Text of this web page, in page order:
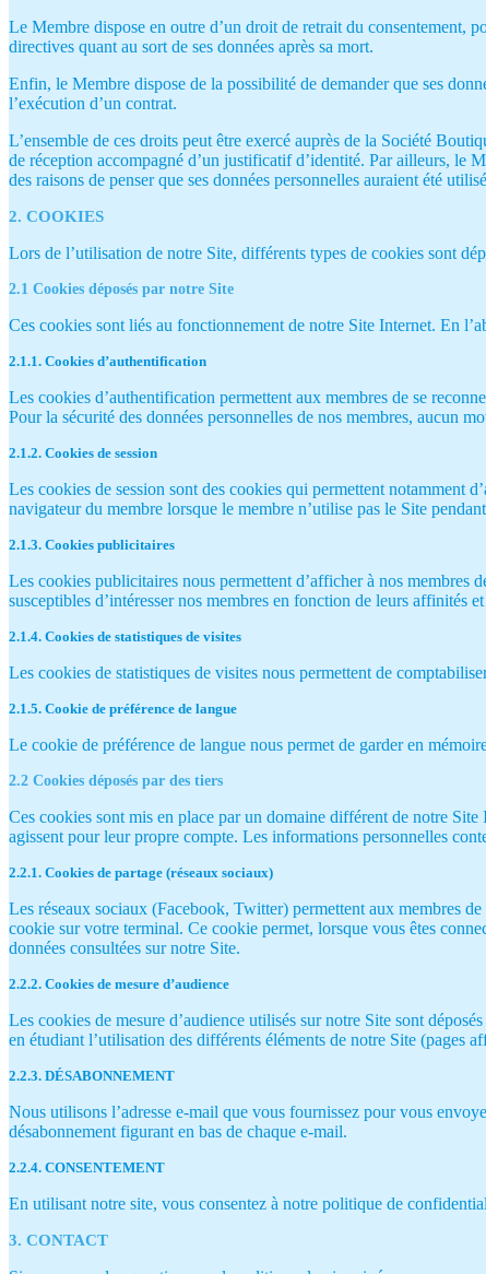
Le Membre dispose en outre d’un droit de retrait du consentement,
directives quant au sort de ses données après sa mort.
Enfin, le Membre dispose de la possibilité de demander que ses
l’exécution d’un contrat.
L’ensemble de ces droits peut être exercé auprès de la Société
de réception accompagné d’un justificatif d’identité. Par ailleurs, le
des raisons de penser que ses données personnelles auraient été
2. COOKIES
Lors de l’utilisation de notre Site, différents types de cookies sont
2.1 Cookies déposés par notre Site
Ces cookies sont liés au fonctionnement de notre Site Internet. En
2.1.1. Cookies d’authentification
Les cookies d’authentification permettent aux membres de se
Pour la sécurité des données personnelles de nos membres, aucun
2.1.2. Cookies de session
Les cookies de session sont des cookies qui permettent notamment
navigateur du membre lorsque le membre n’utilise pas le Site
2.1.3. Cookies publicitaires
Les cookies publicitaires nous permettent d’afficher à nos membres
susceptibles d’intéresser nos membres en fonction de leurs affinités
2.1.4. Cookies de statistiques de visites
Les cookies de statistiques de visites nous permettent de
2.1.5. Cookie de préférence de langue
Le cookie de préférence de langue nous permet de garder en
2.2 Cookies déposés par des tiers
Ces cookies sont mis en place par un domaine différent de notre
agissent pour leur propre compte. Les informations personnelles
2.2.1. Cookies de partage (réseaux sociaux)
Les réseaux sociaux (Facebook, Twitter) permettent aux membres
cookie sur votre terminal. Ce cookie permet, lorsque vous êtes
données consultées sur notre Site.
2.2.2. Cookies de mesure d’audience
Les cookies de mesure d’audience utilisés sur notre Site sont
en étudiant l’utilisation des différents éléments de notre Site (pages
2.2.3. DÉSABONNEMENT
Nous utilisons l’adresse e-mail que vous fournissez pour vous
désabonnement figurant en bas de chaque e-mail.
2.2.4. CONSENTEMENT
En utilisant notre site, vous consentez à notre politique de
3. CONTACT